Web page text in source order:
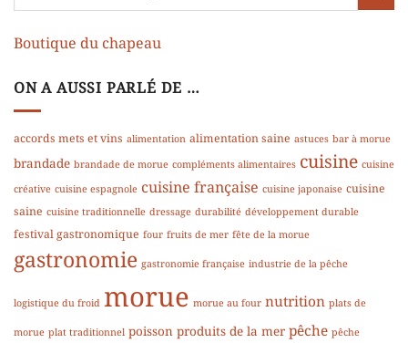
Boutique du chapeau
ON A AUSSI PARLÉ DE …
accords mets et vins alimentation alimentation saine astuces bar à morue
brandade brandade de morue compléments alimentaires cuisine cuisine
créative cuisine espagnole cuisine française cuisine japonaise cuisine
saine cuisine traditionnelle dressage durabilité développement durable
festival gastronomique four fruits de mer fête de la morue
gastronomie gastronomie française industrie de la pêche
logistique du froid morue morue au four nutrition plats de
morue plat traditionnel poisson produits de la mer pêche pêche